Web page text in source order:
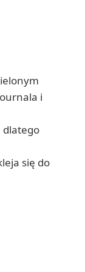
i
dlatego
się do